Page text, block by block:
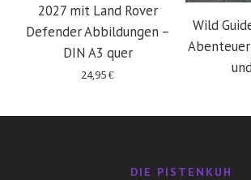
2027 mit Land Rover
Defender Abbildungen –
DIN A3 quer
24,95€
Wild
DIE PISTENKUH